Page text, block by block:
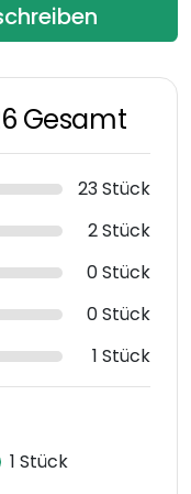
Gesamt
23 Stück
2 Stück
0 Stück
0 Stück
1 Stück
1 Stück